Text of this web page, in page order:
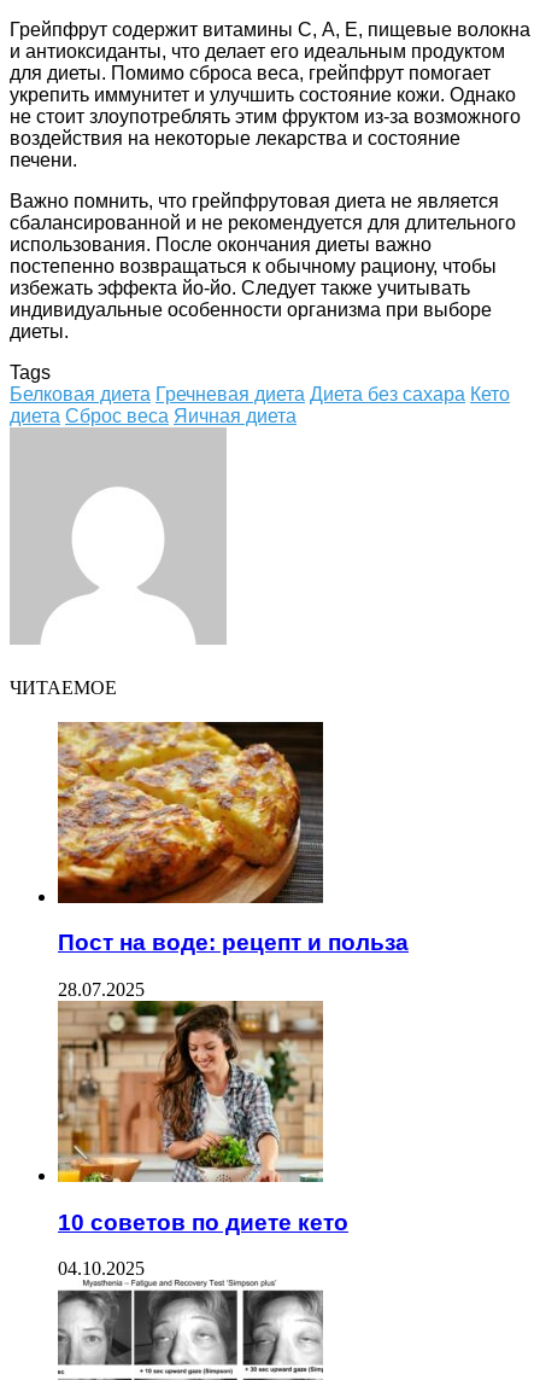
Грейпфрут содержит витамины С, А, Е, пищевые волокна
и антиоксиданты, что делает его идеальным продуктом
для диеты. Помимо сброса веса, грейпфрут помогает
укрепить иммунитет и улучшить состояние кожи. Однако
не стоит злоупотреблять этим фруктом из-за возможного
воздействия на некоторые лекарства и состояние
печени.
Важно помнить, что грейпфрутовая диета не является
сбалансированной и не рекомендуется для длительного
использования. После окончания диеты важно
постепенно возвращаться к обычному рациону, чтобы
избежать эффекта йо-йо. Следует также учитывать
индивидуальные особенности организма при выборе
диеты.
Tags
Белковая диета Гречневая диета Диета без сахара Кето
диета Сброс веса Яичная диета
ЧИТАЕМОЕ
Пост на воде: рецепт и польза
28.07.2025
10 советов по диете кето
04.10.2025